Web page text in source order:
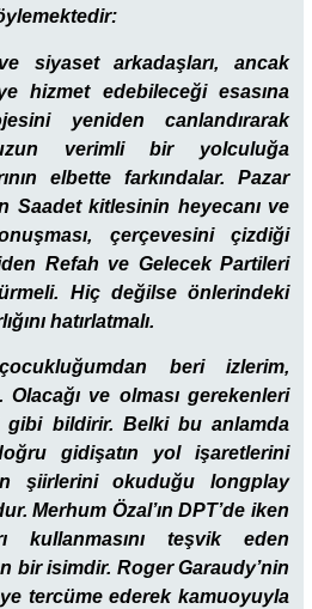
siyaset arkadaşları, ancak
hizmet edebileceği esasına
yeniden canlandırarak
verimli bir yolculuğa
elbette farkındalar. Pazar
Saadet kitlesinin heyecanı ve
çerçevesini çizdiği
Refah ve Gelecek Partileri
Hiç değilse önlerindeki
hatırlatmalı.
beri izlerim,
ve olması gerekenleri
gibi bildirir. Belki bu anlamda
gidişatın yol işaretlerini
şiirlerini okuduğu longplay
Merhum Özal’ın DPT’de iken
kullanmasını teşvik eden
bir isimdir. Roger Garaudy’nin
tercüme ederek kamuoyuyla